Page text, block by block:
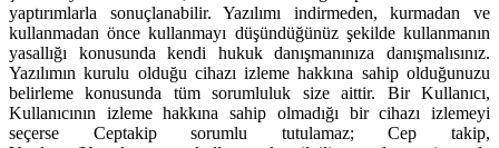
yaptırımlarla sonuçlanabilir. Yazılımı indirmeden, kurmadan ve
kullanmadan önce kullanmayı düşündüğünüz şekilde kullanmanın
yasallığı konusunda kendi hukuk danışmanınıza danışmalısınız.
Yazılımın kurulu olduğu cihazı izleme hakkına sahip olduğunuzu
belirleme konusunda tüm sorumluluk size aittir. Bir Kullanıcı,
Kullanıcının izleme hakkına sahip olmadığı bir cihazı izlemeyi
seçerse Ceptakip sorumlu tutulamaz; Cep takip,